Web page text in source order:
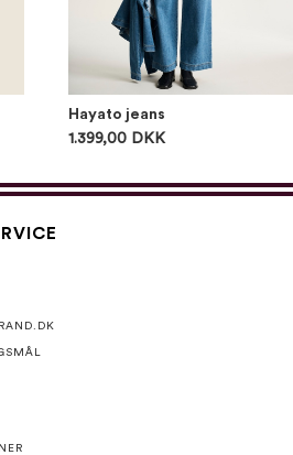
Hayato jeans
1.399,00 DKK